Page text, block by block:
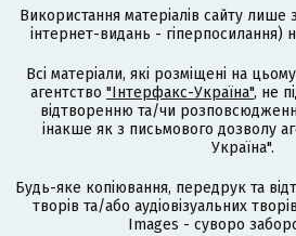
Використання матеріалів сайту лише
інтернет-видань - гіперпосилання)
Всі матеріали, які розміщені на
агентство "Інтерфакс-Україна", не
відтворенню та/чи
інакше як з письмового дозволу
Україна".
Будь-яке копіювання, передрук та
творів та/або аудіовізуальних
Images - суворо